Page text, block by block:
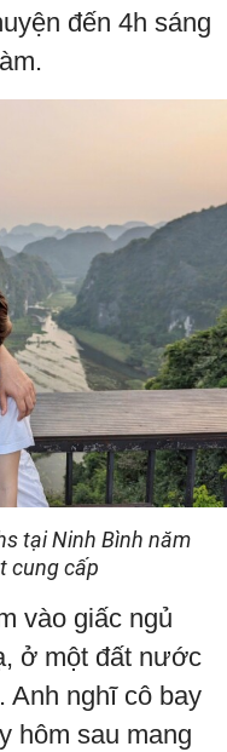
đến 4h sáng
tại Ninh Bình năm
cung cấp
vào giấc ngủ
ở một đất nước
Anh nghĩ cô bay
hôm sau mang